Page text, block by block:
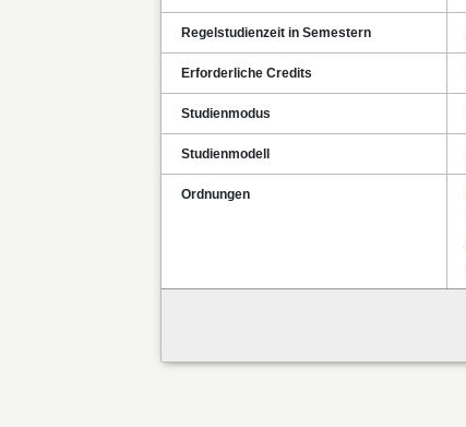
Regelstudienzeit in Semestern
Erforderliche Credits
Studienmodus
Studienmodell
Ordnungen